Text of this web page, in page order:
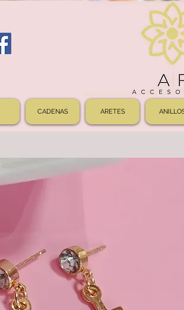
CADENAS ARETES